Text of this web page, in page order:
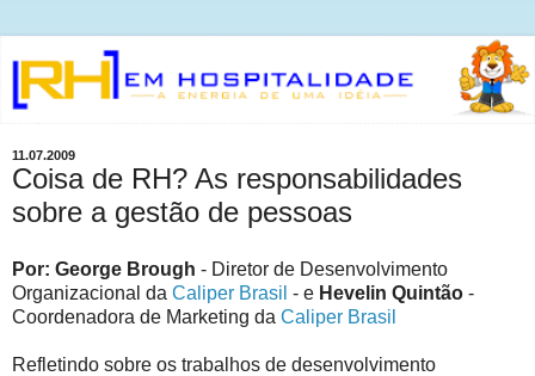
11.07.2009
Coisa de RH? As responsabilidades
sobre a gestão de pessoas
Por: George Brough - Diretor de Desenvolvimento
Organizacional da Caliper Brasil - e Hevelin Quintão -
Coordenadora de Marketing da Caliper Brasil
Refletindo sobre os trabalhos de desenvolvimento